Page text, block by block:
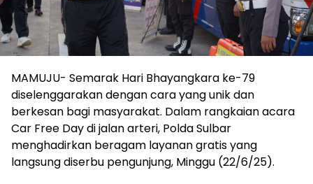
MAMUJU- Semarak Hari Bhayangkara ke-79
diselenggarakan dengan cara yang unik dan
berkesan bagi masyarakat. Dalam rangkaian acara
Car Free Day di jalan arteri, Polda Sulbar
menghadirkan beragam layanan gratis yang
langsung diserbu pengunjung, Minggu (22/6/25).